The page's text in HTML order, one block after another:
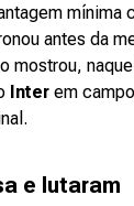
mínima
antes da
mostrou,
Inter em
e lutaram